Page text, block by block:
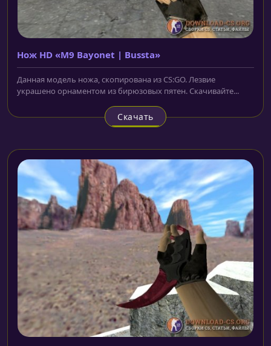
Нож HD «M9 Bayonet | Bussta»
Данная модель ножа, скопирована из CS:GO. Лезвие
украшено орнаментом из бирюзовых пятен. Скачивайте...
Скачать